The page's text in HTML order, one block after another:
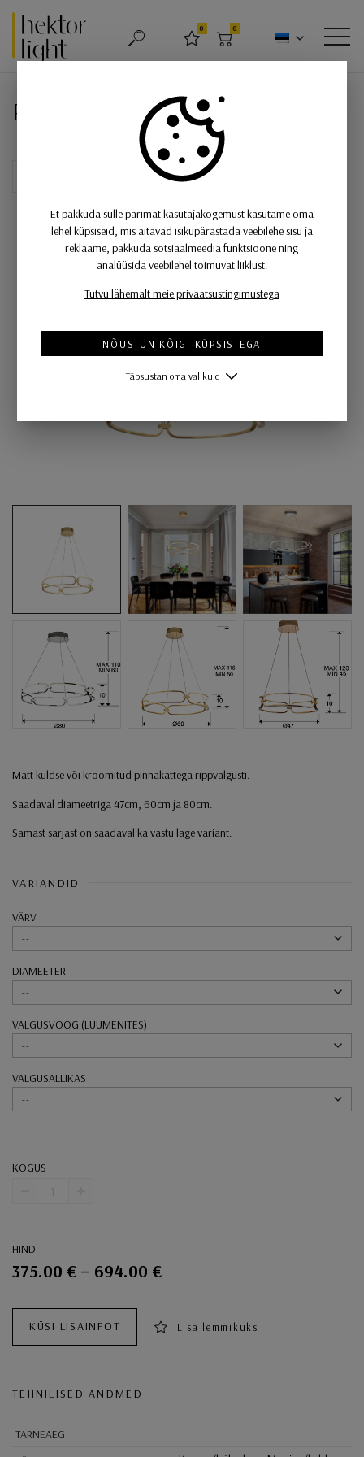
Hektor Light
OTSING LEMMIKUD
0
OSTUKORV
0
Rippvalgusti Colette
Rippvalgusti Colette
Matt kuldse või kroomitud pinnakattega rippvalgusti.
Saadaval diameetriga 47cm, 60cm ja 80cm.
Samast sarjast on saadaval ka vastu lage variant.
VARIANDID
VÄRV
--
DIAMEETER
--
VALGUSVOOG (LUUMENITES)
--
VALGUSALLIKAS
--
KOGUS
Ostukorvi toimingud
HIND
375.00 € – 694.00 €
KÜSI LISAINFOT Lisa lemmikuks
TEHNILISED ANDMED
TARNEAEG
–
Et pakkuda sulle parimat kasutajakogemust kasutame oma
lehel küpsiseid, mis aitavad isikupärastada veebilehe sisu ja
reklaame, pakkuda sotsiaalmeedia funktsioone ning
analüüsida veebilehel toimuvat liiklust.
Tutvu lähemalt meie privaatsustingimustega
NÕUSTUN KÕIGI KÜPSISTEGA
Täpsustan oma valikuid